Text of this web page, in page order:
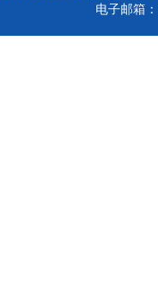
电子邮箱：